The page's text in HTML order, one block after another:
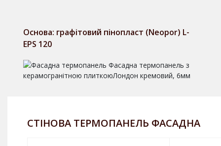
Основа: графітовий пінопласт (Neopor) L-
EPS 120
СТІНОВА ТЕРМОПАНЕЛЬ ФАСАДНА